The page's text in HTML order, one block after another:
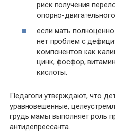
риск получения
опорно-
если мать полноценно
нет проблем с
компонентов как
цинк, фосфор,
кислоты.
Педагоги утверждают, что
уравновешенные,
грудь мамы выполняет роль
антидепрессанта.